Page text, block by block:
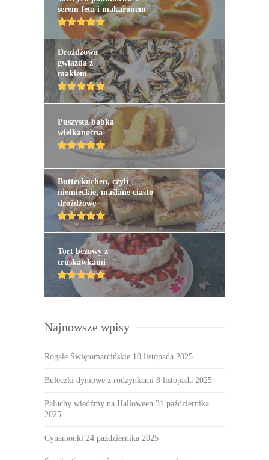
serem feta i makaronem
Drożdżowa
gwiazda z
makiem
Puszysta babka
wielkanocna
Butterkuchen, czyli
niemieckie, maślane ciasto
drożdżowe
Tort bezowy z
truskawkami
Najnowsze wpisy
Rogale Świętomarcińskie 10 listopada 2025
Bułeczki dyniowe z rodzynkami 8 listopada 2025
Paluchy wiedźmy na Halloween 31 października
2025
Cynamonki 24 października 2025